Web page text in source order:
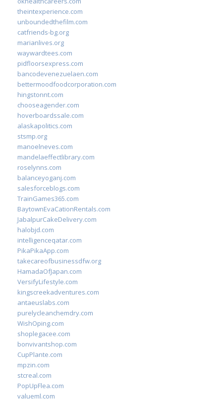
theintexperience.com
unboundedthefilm.com
catfriends-bg.org
marianlives.org
waywardtees.com
pidfloorsexpress.com
bancodevenezuelaen.com
bettermoodfoodcorporation.com
hingstonnt.com
chooseagender.com
hoverboardssale.com
alaskapolitics.com
stsmp.org
manoelneves.com
mandelaeffectlibrary.com
roselynns.com
balanceyoganj.com
salesforceblogs.com
TrainGames365.com
BaytownEvaCationRentals.com
JabalpurCakeDelivery.com
halobjd.com
intelligenceqatar.com
PikaPikaApp.com
takecareofbusinessdfw.org
HamadaOfJapan.com
VersifyLifestyle.com
kingscreekadventures.com
antaeuslabs.com
purelycleanchemdry.com
WishOping.com
shoplegacee.com
bonvivantshop.com
CupPlante.com
mpzin.com
stcreal.com
PopUpFlea.com
valueml.com